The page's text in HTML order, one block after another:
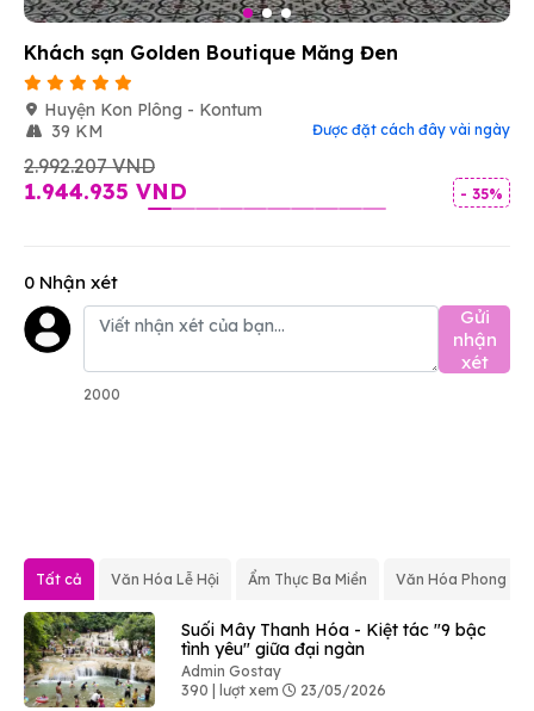
Khách sạn Golden Boutique Măng Đen
Huyện Kon Plông - Kontum
39 KM
Được đặt cách đây vài ngày
2.992.207 VND
1.944.935 VND - 35%
0 Nhận xét
Gửi
nhận
xét
2000
Tất cả Văn Hóa Lễ Hội Ẩm Thực Ba Miền Văn Hóa Phong
Suối Mây Thanh Hóa - Kiệt tác "9 bậc
tình yêu" giữa đại ngàn
Admin Gostay
390 | lượt xem
23/05/2026